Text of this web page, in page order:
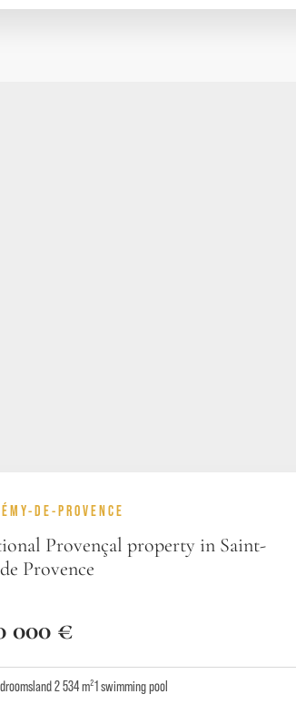
DE-PROVENCE
Provençal property in Saint-
Provence
000 €
land 2 534 m²1swimming pool